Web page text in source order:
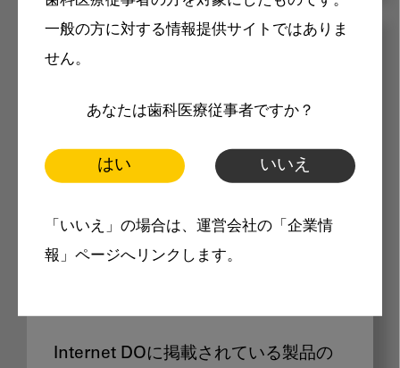
一般の方に対する情報提供サイトではありま
せん。
あなたは歯科医療従事者ですか？
はい いいえ
「いいえ」の場合は、運営会社の「企業情
報」ページへリンクします。
Internet DOに掲載されている
製品価格も閲覧可能
Internet DOに掲載されている製品の